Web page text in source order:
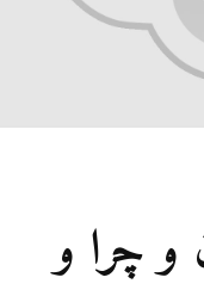
و چرا و